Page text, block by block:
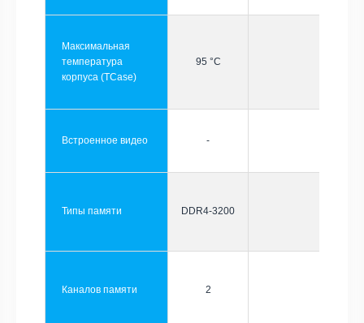
Максимальная
температура
корпуса (TCase)
95 °C
Встроенное видео -
Типы памяти DDR4-3200
Каналов памяти 2